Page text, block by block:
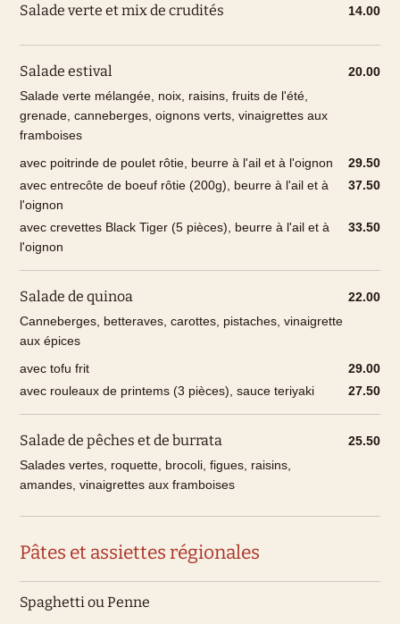
Salade verte et mix de crudités 14.00
Salade estival
Salade verte mélangée, noix, raisins, fruits de l'été,
grenade, canneberges, oignons verts, vinaigrettes aux
framboises
20.00
avec poitrinde de poulet rôtie, beurre à l'ail et à l'oignon
29.50
avec entrecôte de boeuf rôtie (200g), beurre à l'ail et à
l'oignon
37.50
avec crevettes Black Tiger (5 pièces), beurre à l'ail et à
l'oignon
33.50
Salade de quinoa
Canneberges, betteraves, carottes, pistaches, vinaigrette
aux épices
22.00
avec tofu frit
29.00
avec rouleaux de printems (3 pièces), sauce teriyaki
27.50
Salade de pêches et de burrata
Salades vertes, roquette, brocoli, figues, raisins,
amandes, vinaigrettes aux framboises
25.50
Pâtes et assiettes régionales
Spaghetti ou Penne
Que souhaites-tu réserver ?
Nous proposons des chambres
d'hôtel pouvant accueillir de 1 à 4
personnes.
pays suivants :
Boeuf CH, Amérique du Sud (NH)
Veau
Agneau AU / NZ (H/NH)
Porc
Poulet
Sandre
Europe, Asie
Pain CH
H : peut avoir été produit avec des stimulateurs de
performance hormonaux
NH : peut avoir été produit avec des stimulateurs de
performance non hormonaux, comme les antibiotiques.